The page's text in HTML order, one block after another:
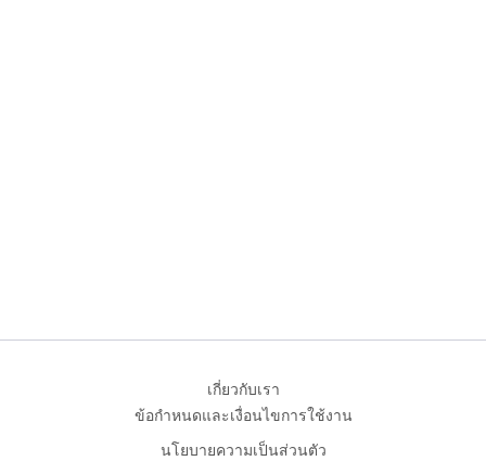
เกี่ยวกับเรา
ข้อกำหนดและเงื่อนไขการใช้งาน
นโยบายความเป็นส่วนตัว